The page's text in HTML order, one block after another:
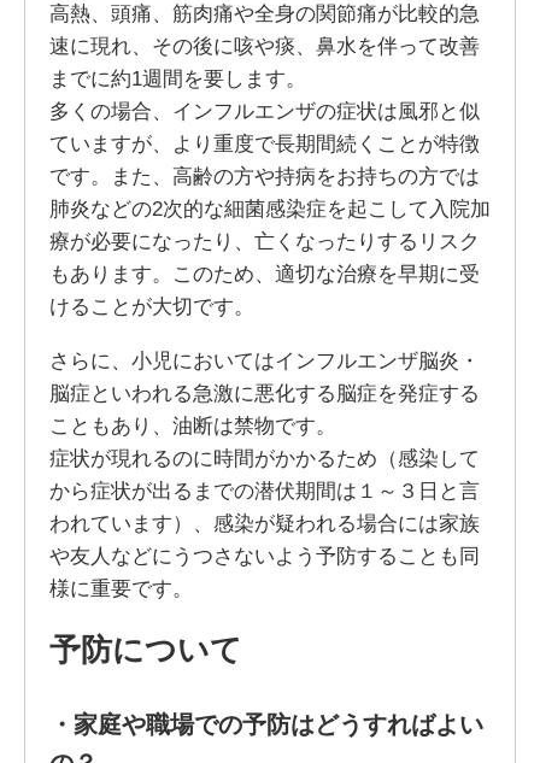
高熱、頭痛、筋肉痛や全身の関節痛が比較的急
速に現れ、その後に咳や痰、鼻水を伴って改善
までに約1週間を要します。
多くの場合、インフルエンザの症状は風邪と似
ていますが、より重度で長期間続くことが特徴
です。また、高齢の方や持病をお持ちの方では
肺炎などの2次的な細菌感染症を起こして入院加
療が必要になったり、亡くなったりするリスク
もあります。このため、適切な治療を早期に受
けることが大切です。
さらに、小児においてはインフルエンザ脳炎・
脳症といわれる急激に悪化する脳症を発症する
こともあり、油断は禁物です。
症状が現れるのに時間がかかるため（感染して
から症状が出るまでの潜伏期間は１～３日と言
われています）、感染が疑われる場合には家族
や友人などにうつさないよう予防することも同
様に重要です。
予防について
・ 家庭や職場での予防はどうすればよい